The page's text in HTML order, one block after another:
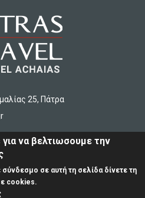
25, Πάτρα
να βελτιωσουμε την
σε αυτή τη σελίδα δίνετε τη
cookies.